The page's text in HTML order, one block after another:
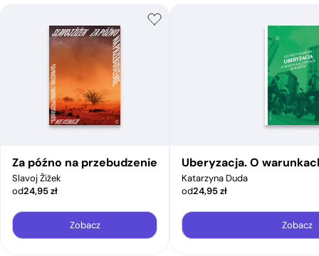
Za późno na przebudzenie
Slavoj Žižek
od24,95zł
Zobacz
Uberyzacja. O
Katarzyna Duda
od24,95zł
Zobacz